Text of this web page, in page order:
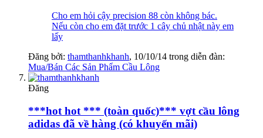
Cho em hỏi cậy precision 88 còn không bác.
Nếu còn cho em đặt trước 1 cây chủ nhật này em
lấy
Đăng bởi: thamthanhkhanh, 10/10/14 trong diễn đàn:
Mua/Bán Các Sản Phẩm Cầu Lông
Đăng
***hot hot *** (toàn quốc)*** vợt cầu lông
adidas đã về hàng (có khuyến mãi)